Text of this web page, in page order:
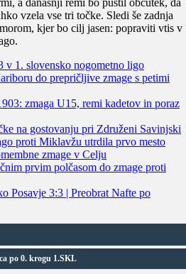
vzela vse tri točke. Sledi še zadnja
kjer bo cilj jasen: popraviti vtis v
v 1. slovensko nogometno ligo
do prepričljive zmage s petimi
zmaga U15, remi kadetov in poraz
na gostovanju pri Združeni Savinjski
proti Miklavžu utrdila prvo mesto
zmage v Celju
prvim polčasom do zmage proti
Posavje 3:3 | Preobrat Nafte po
po 0. krogu 1.SKL